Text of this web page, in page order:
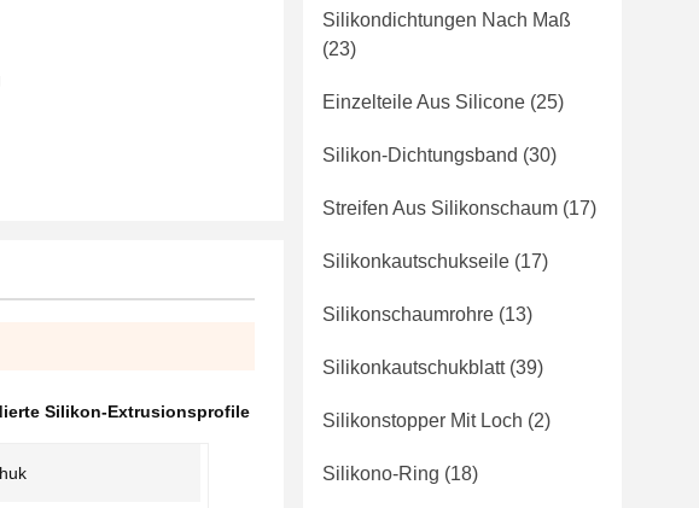
Silikon-Extrusionsprofile
Silikondichtungen Nach Maß
(23)
Einzelteile Aus Silicone (25)
Silikon-Dichtungsband (30)
Streifen Aus Silikonschaum (17)
Silikonkautschukseile (17)
Silikonschaumrohre (13)
Silikonkautschukblatt(39)
Silikonstopper Mit Loch (2)
Silikono-Ring (18)